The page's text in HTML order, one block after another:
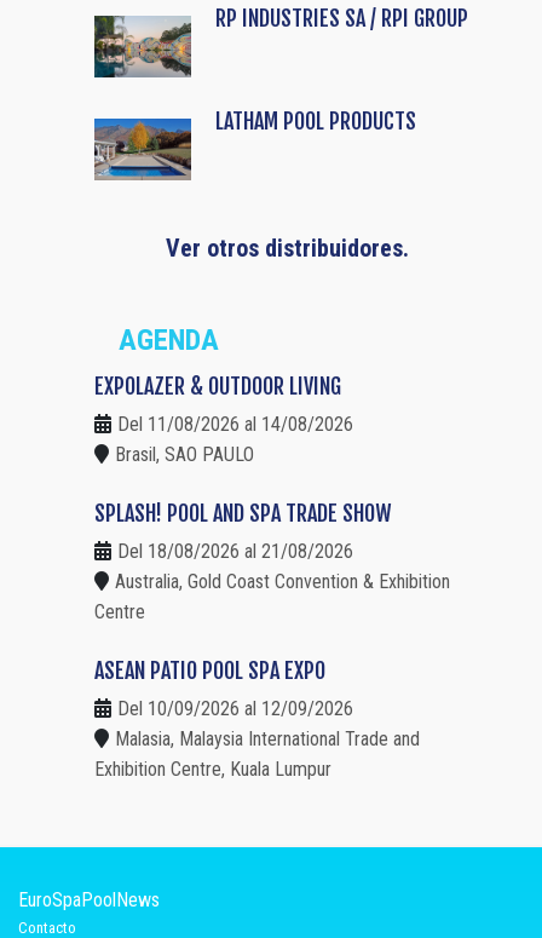
RP INDUSTRIES SA / RPI GROUP
LATHAM POOL PRODUCTS
Ver otros distribuidores.
AGENDA
EXPOLAZER & OUTDOOR LIVING
Del 11/08/2026 al 14/08/2026
Brasil, SAO PAULO
SPLASH! POOL AND SPA TRADE SHOW
Del 18/08/2026 al 21/08/2026
Australia, Gold Coast Convention & Exhibition
Centre
ASEAN PATIO POOL SPA EXPO
Del 10/09/2026 al 12/09/2026
Malasia, Malaysia International Trade and
Exhibition Centre, Kuala Lumpur
EuroSpaPoolNews
Contacto